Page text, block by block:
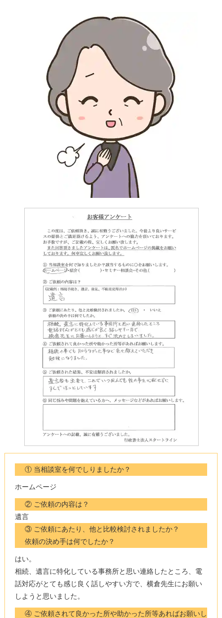
① 当相談室を何でしりましたか？
ホームページ
② ご依頼の内容は？
遺言
③ ご依頼にあたり、他と比較検討されましたか？
依頼の決め手は何でしたか？
はい。
相続、遺言に特化している事務所と思い連絡したところ、電
話対応がとても感じ良く話しやすい方で、横倉先生にお願い
しようと思いました。
④ ご依頼されて良かった所や助かった所等あればお願いし